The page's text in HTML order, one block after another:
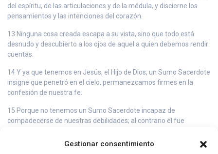
Gestionar consentimiento
del espíritu, de las articulaciones y de la médula, y discierne los
pensamientos y las intenciones del corazón.
13 Ninguna cosa creada escapa a su vista, sino que todo está
desnudo y descubierto a los ojos de aquel a quien debemos rendir
cuentas.
14 Y ya que tenemos en Jesús, el Hijo de Dios, un Sumo Sacerdote
insigne que penetró en el cielo, permanezcamos firmes en la
confesión de nuestra fe.
15 Porque no tenemos un Sumo Sacerdote incapaz de
compadecerse de nuestras debilidades; al contrario él fue